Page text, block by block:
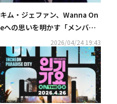
キム・ジェファン、Wanna On
eへの思いを明かす「メンバー
たちが本当に望んでいるのはス
テージで歌って踊ること」
2026/04/24 19:43